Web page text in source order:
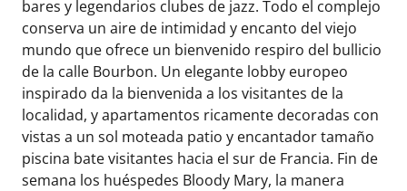
bares y legendarios clubes de jazz. Todo el complejo
conserva un aire de intimidad y encanto del viejo
mundo que ofrece un bienvenido respiro del bullicio
de la calle Bourbon. Un elegante lobby europeo
inspirado da la bienvenida a los visitantes de la
localidad, y apartamentos ricamente decoradas con
vistas a un sol moteada patio y encantador tamaño
piscina bate visitantes hacia el sur de Francia. Fin de
semana los huéspedes Bloody Mary, la manera